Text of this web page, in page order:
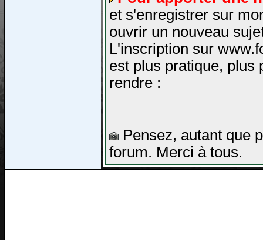
et s'enregistrer sur
ouvrir un nouveau
L'inscription sur
est plus pratique, plus
rendre :
Pensez, autant que
forum. Merci à tous.